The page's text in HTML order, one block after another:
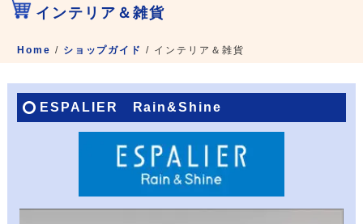
インテリア＆雑貨
Home / ショップガイド / インテリア＆雑貨
ESPALIER Rain&Shine